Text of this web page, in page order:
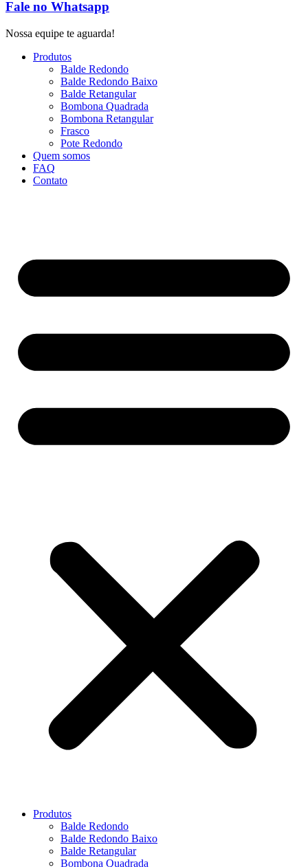
Fale no Whatsapp
Nossa equipe te aguarda!
Produtos
Balde Redondo
Balde Redondo Baixo
Balde Retangular
Bombona Quadrada
Bombona Retangular
Frasco
Pote Redondo
Quem somos
FAQ
Contato
Produtos
Balde Redondo
Balde Redondo Baixo
Balde Retangular
Bombona Quadrada